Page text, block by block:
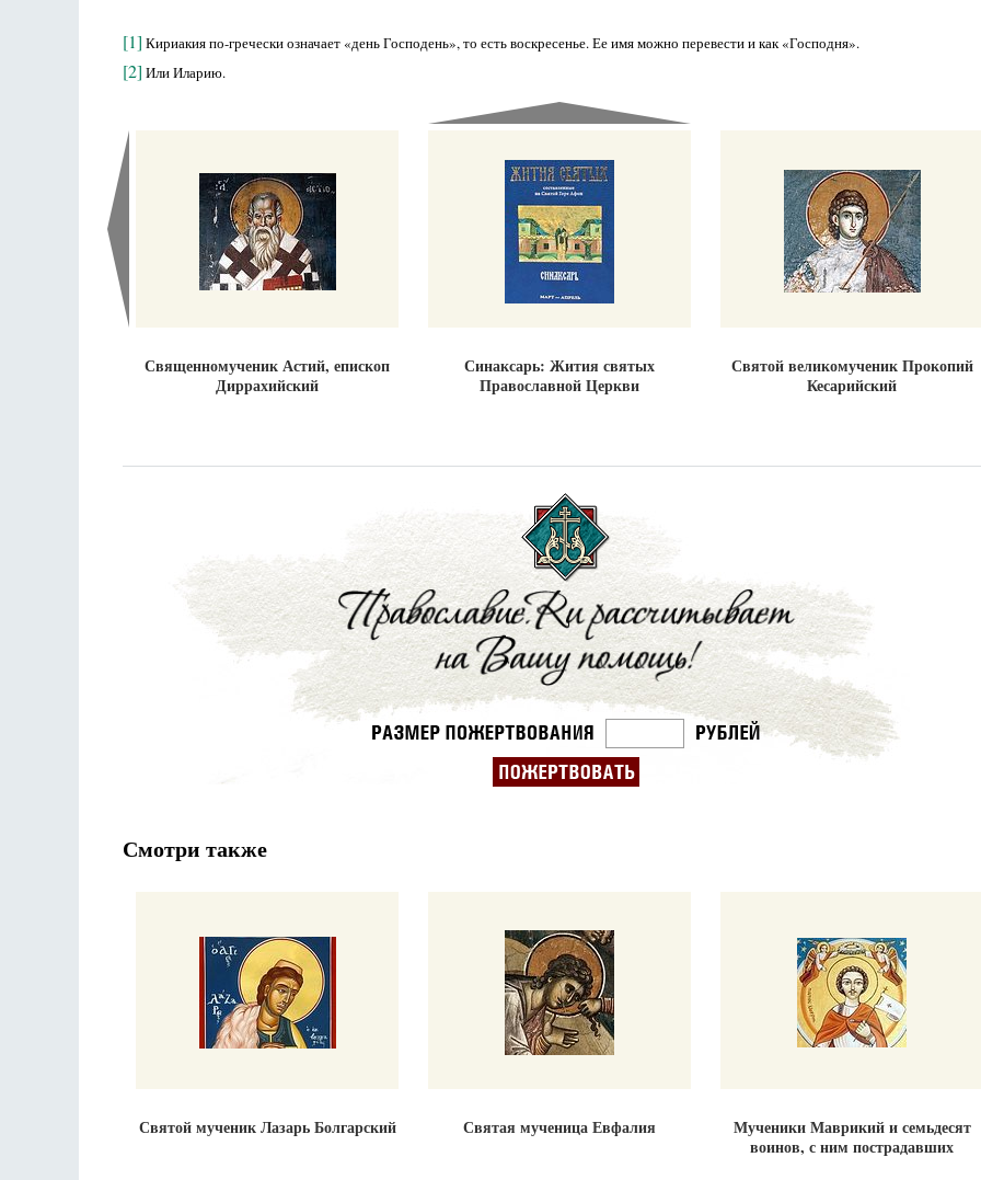
[1] Кириакия по-гречески означает «день Господень», то есть воскресенье. Ее имя можно перевести и как «Господня».
[2] Или Иларию.
Священномученик Астий, епископ
Диррахийский
Синаксарь: Жития святых
Православной Церкви
Святой великомученик Прокопий
Кесарийский
Смотри также
Святой мученик Лазарь Болгарский Святая мученица Евфалия
Мученики Маврикий и семьдесят
воинов, с ним пострадавших